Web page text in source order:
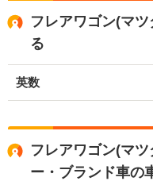
フレアワゴン(マ
る
英数
フレアワゴン(マ
ー・ブランド車の